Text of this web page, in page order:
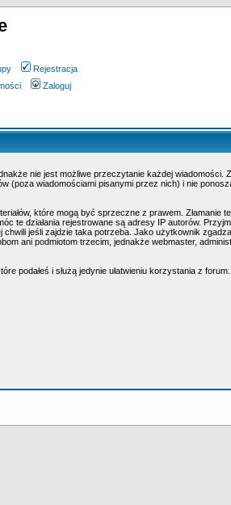
Rejestracja
Zaloguj
nie jest możliwe przeczytanie każdej wiadomości.
(poza wiadomościami pisanymi przez nich) i nie
które mogą być sprzeczne z prawem. Złamanie
te działania rejestrowane są adresy IP autorów.
jeśli zajdzie taka potrzeba. Jako użytkownik
ani podmiotom trzecim, jednakże webmaster,
podałeś i służą jedynie ułatwieniu korzystania z